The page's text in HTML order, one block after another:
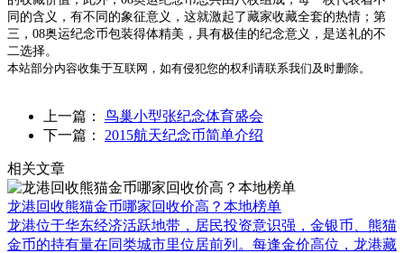
同的含义，有不同的象征意义，这就激起了藏家收藏全套的热情；第
三，08奥运纪念币包装得体精美，具有极佳的纪念意义，是送礼的不
二选择。
本站部分内容收集于互联网，如有侵犯您的权利请联系我们及时删除。
上一篇： 鸟巢小型张纪念体育盛会
下一篇： 2015航天纪念币简单介绍
相关文章
龙港回收熊猫金币哪家回收价高？本地榜单
龙港位于华东经济活跃地带，居民投资意识强，金银币、熊猫
金币的持有量在同类城市里位居前列。每逢金价高位，龙港藏